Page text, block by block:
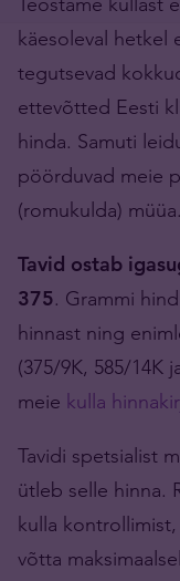
käesoleval hetkel
tegutsevad
ettevõtted Eesti
hinda. Samuti
pöörduvad meie
(romukulda) müüa.
Tavid ostab
375. Grammi
hinnast ning
(375/9K, 585/14K
meie kulla
Tavidi spetsialist
ütleb selle hinna.
kulla
võtta